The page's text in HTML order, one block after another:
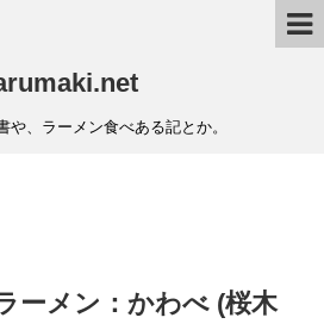
や、ラーメン食べある記とか。
ーメン：かわべ (桜木